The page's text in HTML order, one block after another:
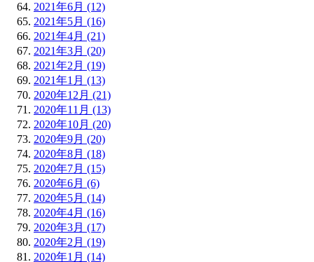
2021年6月 (12)
2021年5月 (16)
2021年4月 (21)
2021年3月 (20)
2021年2月 (19)
2021年1月 (13)
2020年12月 (21)
2020年11月 (13)
2020年10月 (20)
2020年9月 (20)
2020年8月 (18)
2020年7月 (15)
2020年6月 (6)
2020年5月 (14)
2020年4月 (16)
2020年3月 (17)
2020年2月 (19)
2020年1月 (14)